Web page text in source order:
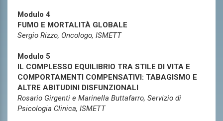
Modulo 4
FUMO E MORTALITÀ GLOBALE
Sergio Rizzo, Oncologo, ISMETT
Modulo 5
IL COMPLESSO EQUILIBRIO TRA STILE DI VITA E
COMPORTAMENTI COMPENSATIVI: TABAGISMO E
ALTRE ABITUDINI DISFUNZIONALI
Rosario Girgenti e Marinella Buttafarro, Servizio di
Psicologia Clinica, ISMETT